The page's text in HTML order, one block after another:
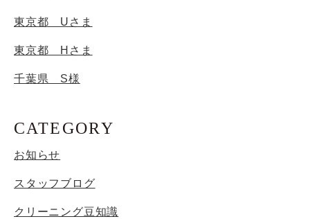
東京都 Uさま
東京都 Hさま
千葉県 S様
CATEGORY
お知らせ
スタッフブログ
クリーニング豆知識